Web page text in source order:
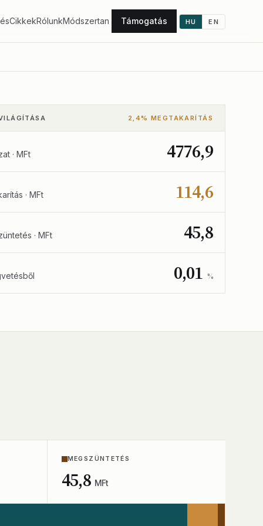
CikkekRólunkMódszertan Támogatás HU EN
2,4% MEGTAKARÍTÁS
· MFt 4776,9
· MFt 114,6
· MFt 45,8
0,01 %
MEGSZÜNTETÉS
45,8 MFt